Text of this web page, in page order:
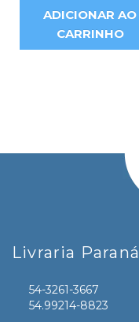
ADICIONAR AO
CARRINHO
Livraria Paraná
54-3261-3667
54.99214-8823